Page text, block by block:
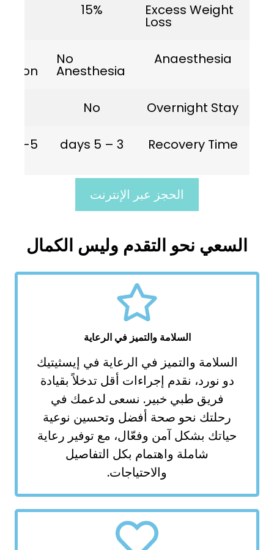
Excess
Loss
15%
Anesthesia
Mild
Sedation
Overnight
No
Recovery
3 – 5 days
3-5 days
الحجز عبر الإنترنت
نحو التقدم وليس الكمال
السلامة والتميز في الرعاية
والتميز في الرعاية في إيسثيتيك
نقدم إجراءات أقل تدخلاً بقيادة
طبي خبير. نسعى لدعمك في
نحو صحة أفضل وتحسين نوعية
بشكل آمن وفعّال، مع توفير رعاية
شاملة واهتمام بكل التفاصيل
والاحتياجات.